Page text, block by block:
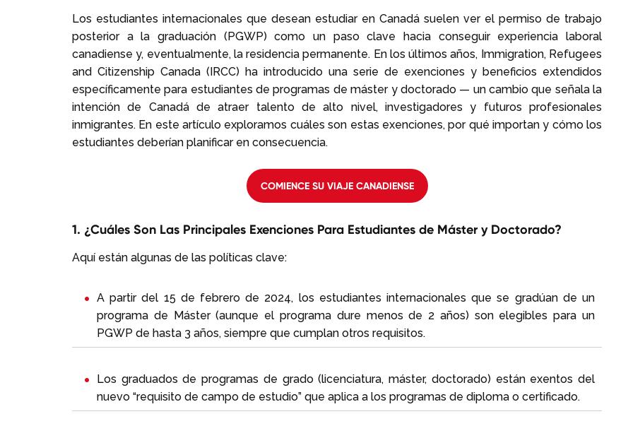
Los estudiantes internacionales que desean estudiar en Canadá suelen ver el permiso de trabajo
posterior a la graduación (PGWP) como un paso clave hacia conseguir experiencia laboral
canadiense y, eventualmente, la residencia permanente. En los últimos años, Immigration, Refugees
and Citizenship Canada (IRCC) ha introducido una serie de exenciones y beneficios extendidos
específicamente para estudiantes de programas de máster y doctorado — un cambio que señala la
intención de Canadá de atraer talento de alto nivel, investigadores y futuros profesionales
inmigrantes. En este artículo exploramos cuáles son estas exenciones, por qué importan y cómo los
estudiantes deberían planificar en consecuencia.
COMIENCE SU VIAJE CANADIENSE
1. ¿Cuáles Son Las Principales Exenciones Para Estudiantes de Máster y Doctorado?
Aquí están algunas de las políticas clave:
A partir del 15 de febrero de 2024, los estudiantes internacionales que se gradúan de un
programa de Máster (aunque el programa dure menos de 2 años) son elegibles para un
PGWP de hasta 3 años, siempre que cumplan otros requisitos.
Los graduados de programas de grado (licenciatura, máster, doctorado) están exentos del
nuevo “requisito de campo de estudio” que aplica a los programas de diploma o certificado.